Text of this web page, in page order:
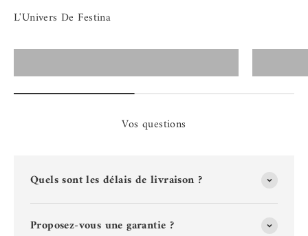
Vos questions
Quels sont les délais de livraison ?
Proposez-vous une garantie ?